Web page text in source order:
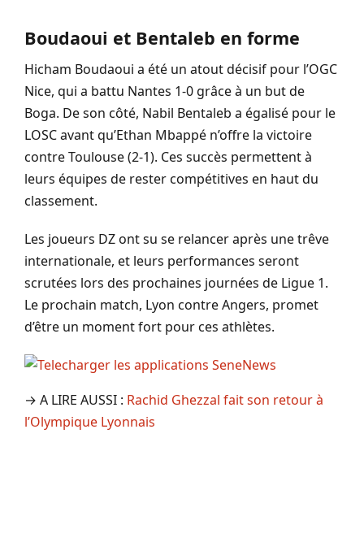
Boudaoui et Bentaleb en forme
Hicham Boudaoui a été un atout décisif pour l’OGC
Nice, qui a battu Nantes 1-0 grâce à un but de
Boga. De son côté, Nabil Bentaleb a égalisé pour le
LOSC avant qu’Ethan Mbappé n’offre la victoire
contre Toulouse (2-1). Ces succès permettent à
leurs équipes de rester compétitives en haut du
classement.
Les joueurs DZ ont su se relancer après une trêve
internationale, et leurs performances seront
scrutées lors des prochaines journées de Ligue 1.
Le prochain match, Lyon contre Angers, promet
d’être un moment fort pour ces athlètes.
→ A LIRE AUSSI : Rachid Ghezzal fait son retour à
l’Olympique Lyonnais